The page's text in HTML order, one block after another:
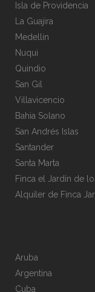
Isla de Providencia
La Guajira
Medellin
Nuqui
Quindio
San Gil
Villavicencio
Bahia Solano
San Andrés Islas
Santander
Santa Marta
Finca el Jardín de
Alquiler de Finca
Aruba
Argentina
Cuba